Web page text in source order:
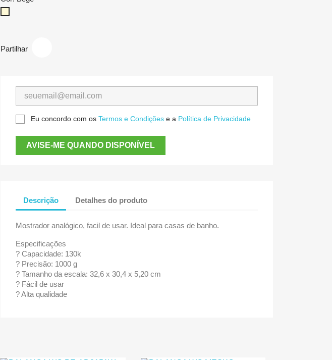
Partilhar
Eu concordo com os Termos e Condições e a Política de Privacidade
AVISE-ME QUANDO DISPONÍVEL
Descrição Detalhes do produto
Mostrador analógico, facil de usar. Ideal para casas de banho.
Especificações
? Capacidade: 130k
? Precisão: 1000 g
? Tamanho da escala: 32,6 x 30,4 x 5,20 cm
? Fácil de usar
? Alta qualidade